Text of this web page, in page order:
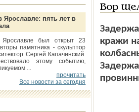
Ярославле: пять лет в
был открыт 23
памятника - скульптор
Сергей Капачинский.
этому событию,
...
прочитать
Все новости за сегодня
Вор
кражи